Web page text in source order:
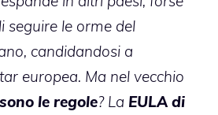
seguire le orme del
candidandosi a
europea. Ma nel vecchio
le regole? La EULA di